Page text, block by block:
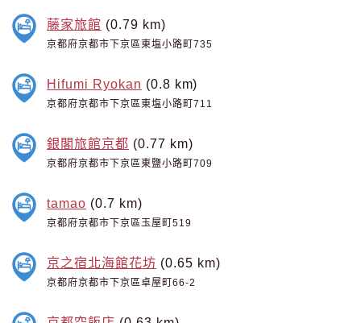
藤家旅館 (0.79 km)
京都府京都市下京區東塩小路町735
Hifumi Ryokan (0.8 km)
京都府京都市下京區東塩小路町711
銀閣旅館京都 (0.77 km)
京都府京都市下京區東鹽小路町709
tamao (0.7 km)
京都府京都市下京區玉屋町519
京之宿北海館花坊 (0.65 km)
京都府京都市下京區卓屋町66-2